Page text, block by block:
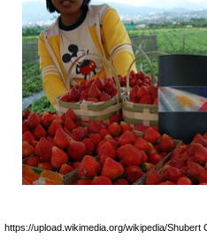
https://upload.wikimedia.org/wikipedia/Shubert